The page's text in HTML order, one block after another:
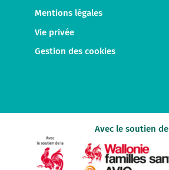
Mentions légales
Vie privée
Gestion des cookies
Avec le soutien de